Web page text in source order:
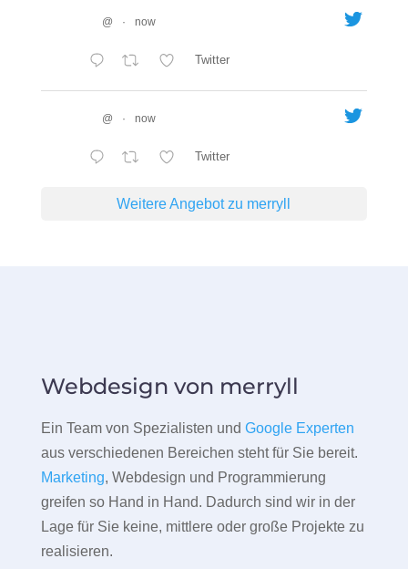
@ · now
Twitter
@ · now
Twitter
Weitere Angebot zu merryll
Webdesign von merryll
Ein Team von Spezialisten und Google Experten
aus verschiedenen Bereichen steht für Sie bereit.
Marketing, Webdesign und Programmierung
greifen so Hand in Hand. Dadurch sind wir in der
Lage für Sie keine, mittlere oder große Projekte zu
realisieren.